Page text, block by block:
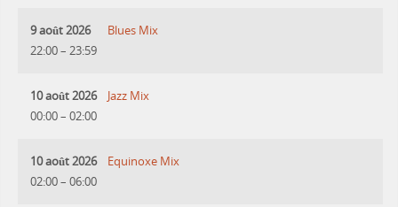
9 août 2026
22:00– 23:59
Blues Mix
10 août 2026
00:00– 02:00
Jazz Mix
10 août 2026
02:00– 06:00
Equinoxe Mix